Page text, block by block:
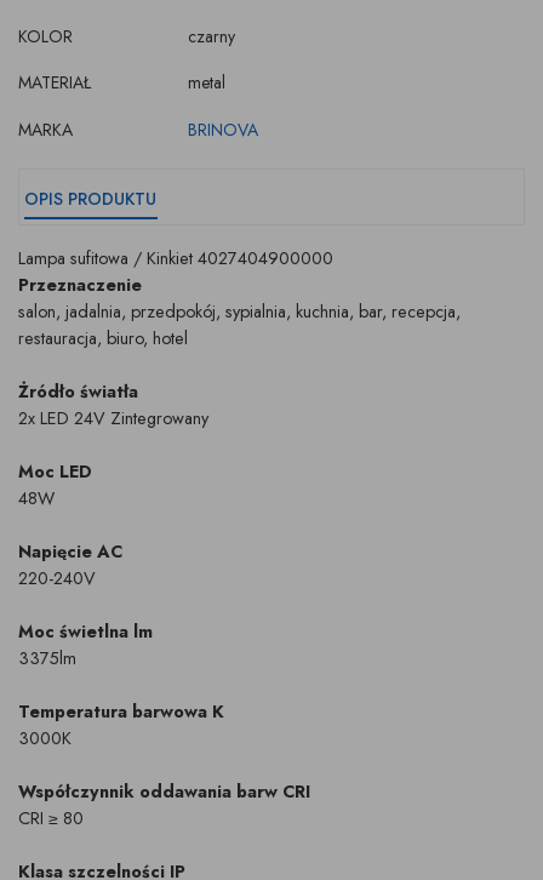
KOLOR
czarny
MATERIAŁ
metal
MARKA
BRINOVA
OPIS PRODUKTU
Lampa sufitowa / Kinkiet 4027404900000
Przeznaczenie
salon, jadalnia, przedpokój, sypialnia, kuchnia, bar, recepcja,
restauracja, biuro, hotel
Żródło światła
2x LED 24V Zintegrowany
Moc LED
48W
Napięcie AC
220-240V
Moc świetlna lm
3375lm
Temperatura barwowa K
3000K
Współczynnik oddawania barw CRI
CRI ≥ 80
Klasa szczelności IP